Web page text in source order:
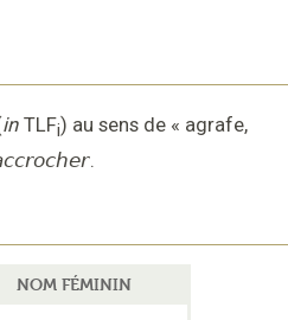
in TLFi) au sens de « agrafe,
.
NOM FÉMININ